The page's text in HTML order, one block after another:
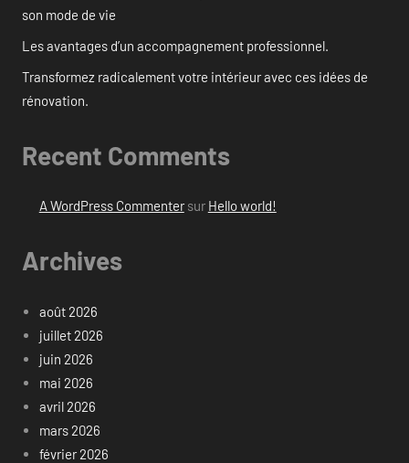
son mode de vie
Les avantages d’un accompagnement professionnel.
Transformez radicalement votre intérieur avec ces idées de
rénovation.
Recent Comments
A WordPress Commentersur Hello world!
Archives
août 2026
juillet 2026
juin 2026
mai 2026
avril 2026
mars 2026
février 2026